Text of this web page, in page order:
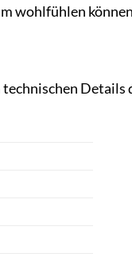
wohlfühlen
Details